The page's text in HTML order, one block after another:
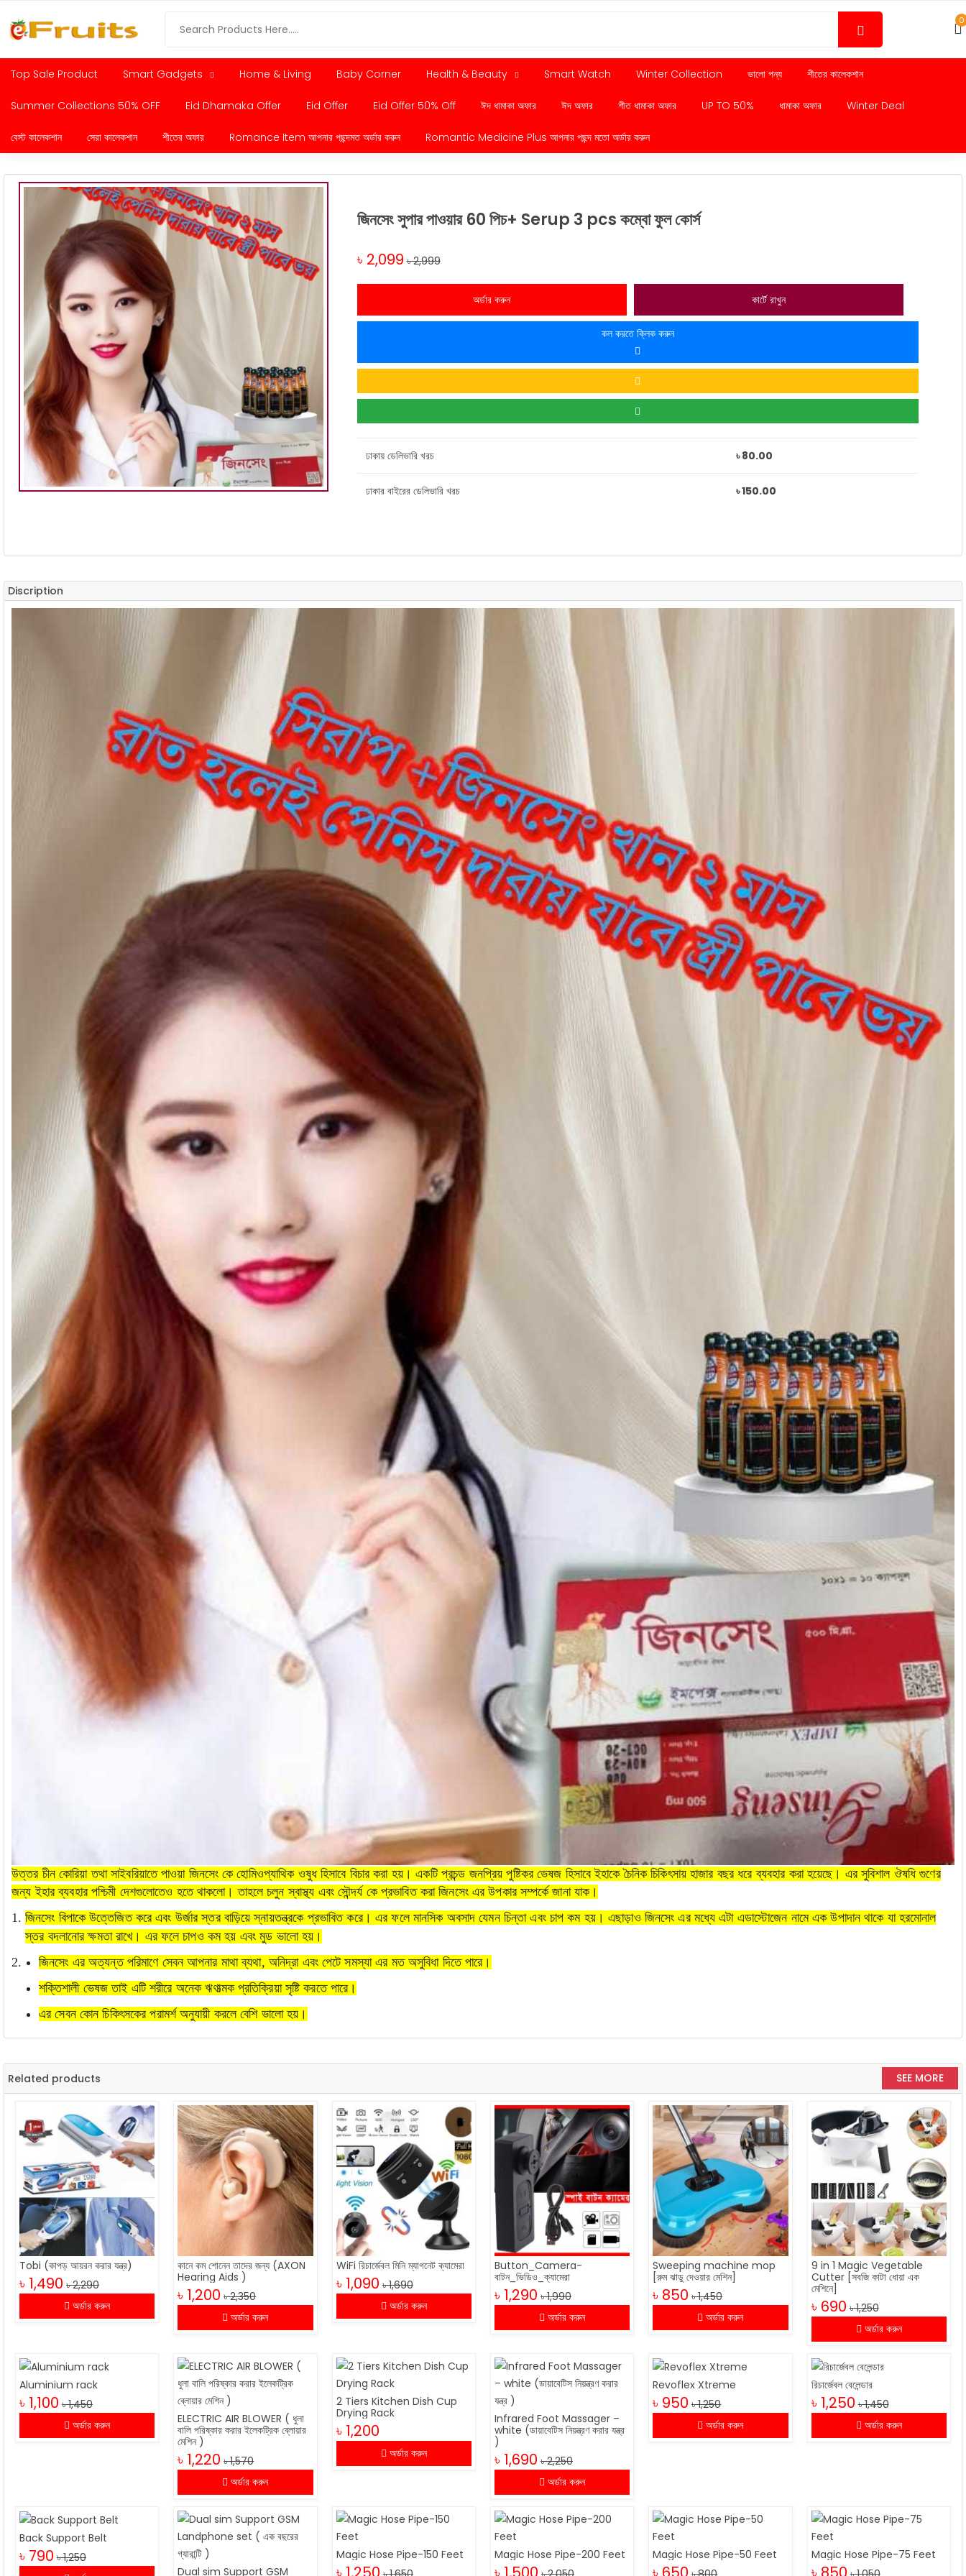
0
Top Sale Product Smart Gadgets Home & Living Baby Corner Health & Beauty Smart Watch Winter Collection ভালো পন্য শীতের কালেকশান
Summer Collections 50% OFF Eid Dhamaka Offer Eid Offer Eid Offer 50% Off ঈদ ধামাকা অফার ঈদ অফার শীত ধামাকা অফার UP TO 50% ধামাকা অফার Winter Deal
বেস্ট কালেকশান সেরা কালেকশান শীতের অফার Romance Item আপনার পছন্দমত অর্ডার করুন Romantic Medicine Plus আপনার পছন্দ মতো অর্ডার করুন
জিনসেং সুপার পাওয়ার 60 পিচ+ Serup 3 pcs কম্বো ফুল কোর্স
৳ 2,099 ৳ 2,999
অর্ডার করুন কার্টে রাখুন
কল করতে ক্লিক করুন
ঢাকায় ডেলিভারি খরচ ৳ 80.00
ঢাকার বাইরের ডেলিভারি খরচ ৳ 150.00
Discription
উত্তর চীন কোরিয়া তথা সাইবরিয়াতে পাওয়া জিনসেং কে হোমিওপ্যাথিক ওষুধ হিসাবে বিচার করা হয়। একটি প্রচন্ড জনপ্রিয় পুষ্টিকর ভেষজ হিসাবে ইহাকে চৈনিক চিকিৎসায় হাজার বছর ধরে ব্যবহার করা হয়েছে। এর সুবিশাল ঔষধি গুণের
জন্য ইহার ব্যবহার পশ্চিমী দেশগুলোতেও হতে থাকলো। তাহলে চলুন স্বাস্থ্য এবং সৌন্দর্য কে প্রভাবিত করা জিনসেং এর উপকার সম্পর্কে জানা যাক।
জিনসেং বিপাকে উত্তেজিত করে এবং উর্জার স্তর বাড়িয়ে স্নায়তন্ত্রকে প্রভাবিত করে। এর ফলে মানসিক অবসাদ যেমন চিন্তা এবং চাপ কম হয়। এছাড়াও জিনসেং এর মধ্যে এটা এডাস্টোজেন নামে এক উপাদান থাকে যা হরমোনাল
স্তর বদলানোর ক্ষমতা রাখে। এর ফলে চাপও কম হয় এবং মুড ভালো হয়।
জিনসেং এর অত্যন্ত পরিমাণে সেবন আপনার মাথা ব্যথা, অনিদ্রা এবং পেটে সমস্যা এর মত অসুবিধা দিতে পারে।
শক্তিশালী ভেষজ তাই এটি শরীরে অনেক ঋণাত্মক প্রতিক্রিয়া সৃষ্টি করতে পারে।
এর সেবন কোন চিকিৎসকের পরামর্শ অনুযায়ী করলে বেশি ভালো হয়।
Related products SEE MORE
Tobi (কাপড় আয়রন করার যন্ত্র)
৳ 1,490 ৳ 2,290
অর্ডার করুন
কানে কম শোনেন তাদের জন্য (AXON
Hearing Aids )
৳ 1,200 ৳ 2,350
অর্ডার করুন
WiFi রিচার্জেবল মিনি ম্যাগনেট ক্যামেরা
৳ 1,090 ৳ 1,690
অর্ডার করুন
Button_Camera-
বাটন_ভিডিও_ক্যামেরা
৳ 1,290 ৳ 1,990
অর্ডার করুন
Sweeping machine mop
[রুম ঝাড়ু দেওয়ার মেশিন]
৳ 850 ৳ 1,450
অর্ডার করুন
9 in 1 Magic Vegetable
Cutter [সবজি কাটা ধোয়া এক
মেশিনে]
৳ 690 ৳ 1,250
অর্ডার করুন
Aluminium rack
৳ 1,100 ৳ 1,450
অর্ডার করুন
ELECTRIC AIR BLOWER ( ধুলা
বালি পরিষ্কার করার ইলেকট্রিক ব্লোয়ার
মেশিন )
৳ 1,220 ৳ 1,570
অর্ডার করুন
2 Tiers Kitchen Dish Cup
Drying Rack
৳ 1,200
অর্ডার করুন
Infrared Foot Massager –
white (ডায়াবেটিস নিয়ন্ত্রণ করার যন্ত্র
)
৳ 1,690 ৳ 2,250
অর্ডার করুন
Revoflex Xtreme
৳ 950 ৳ 1,250
অর্ডার করুন
রিচার্জেবল বেলেন্ডার
৳ 1,250 ৳ 1,450
অর্ডার করুন
Back Support Belt
৳ 790 ৳ 1,250
Dual sim Support GSM
Magic Hose Pipe-150 Feet Magic Hose Pipe-200 Feet Magic Hose Pipe-50 Feet Magic Hose Pipe-75 Feet